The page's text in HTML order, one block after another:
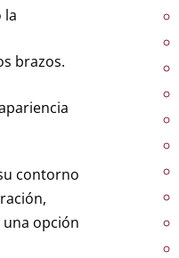
la
brazos.
contorno
una opción